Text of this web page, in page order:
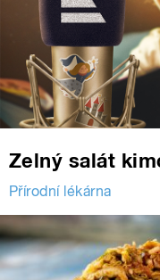
Zelný salát
Přírodní lékárna